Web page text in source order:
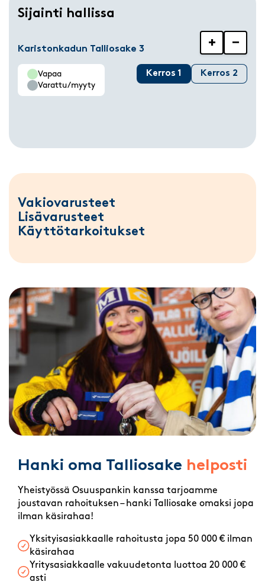
Sijainti hallissa
Karistonkadun Talliosake 3 + −
Vapaa
Varattu/myyty
Kerros 1 Kerros 2
Vakiovarusteet
Lisävarusteet
Käyttötarkoitukset
Hanki oma Talliosake helposti
Yheistyössä Osuuspankin kanssa tarjoamme
joustavan rahoituksen – hanki Talliosake omaksi jopa
ilman käsirahaa!
Yksityisasiakkaalle rahoitusta jopa 50 000 € ilman
käsirahaa
Yritysasiakkaalle vakuudetonta luottoa 20 000 €
asti